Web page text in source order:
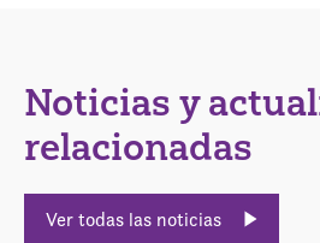
Noticias y
relacionadas
Ver todas las noticias